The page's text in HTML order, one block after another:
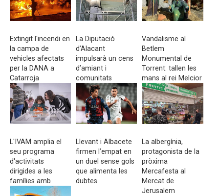
Extingit l'incendi en
la campa de
vehicles afectats
per la DANA a
Catarroja
La Diputació
d’Alacant
impulsarà un cens
d’amiant i
comunitats
energètiques en
municipis menuts
Vandalisme al
Betlem
Monumental de
Torrent: tallen les
mans al rei Melcior
L'IVAM amplia el
seu programa
d'activitats
dirigides a les
famílies amb
motiu de les festes
Llevant i Albacete
firmen l’empat en
un duel sense gols
que alimenta les
dubtes
La albergínia,
protagonista de la
pròxima
Mercafesta al
Mercat de
Jerusalem